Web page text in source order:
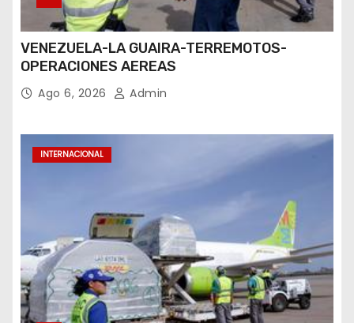
VENEZUELA-LA GUAIRA-TERREMOTOS-
OPERACIONES AEREAS
Ago 6, 2026 Admin
INTERNACIONAL